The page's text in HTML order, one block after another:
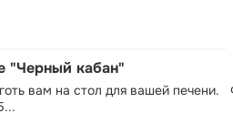
"Черный кабан"
вам на стол для вашей печени.